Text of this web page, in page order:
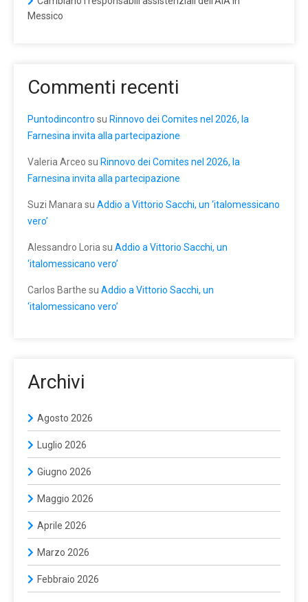
Messico
Commenti recenti
Puntodincontro su Rinnovo dei Comites nel 2026, la
Farnesina invita alla partecipazione
Valeria Arceo su Rinnovo dei Comites nel 2026, la
Farnesina invita alla partecipazione
Suzi Manara su Addio a Vittorio Sacchi, un ‘italomessicano
vero’
Alessandro Loria su Addio a Vittorio Sacchi, un
‘italomessicano vero’
Carlos Barthe su Addio a Vittorio Sacchi, un
‘italomessicano vero’
Archivi
Agosto 2026
Luglio 2026
Giugno 2026
Maggio 2026
Aprile 2026
Marzo 2026
Febbraio 2026